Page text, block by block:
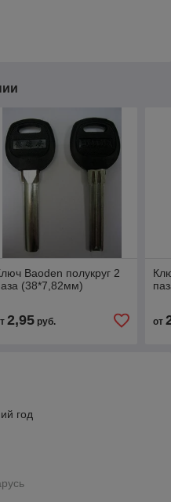
Baoden полукруг 2
(38*7,82мм)
2,95руб. от
год